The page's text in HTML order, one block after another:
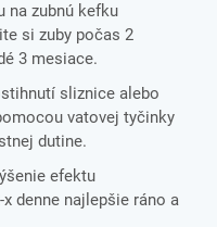
na zubnú kefku
si zuby počas 2
3 mesiace.
alebo
vatovej tyčinky
dutine.
denne najlepšie ráno a